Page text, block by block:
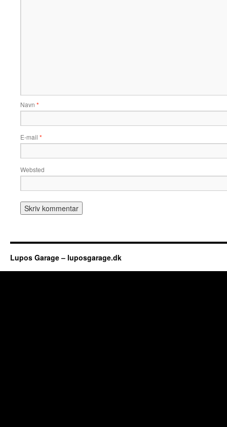
Navn *
E-mail *
Websted
Lupos Garage – luposgarage.dk